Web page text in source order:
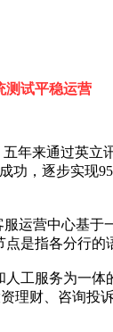
测试平稳运营
来通过英立
，逐步实现
营中心基于
是指各分行
服务为一体
财、咨询投